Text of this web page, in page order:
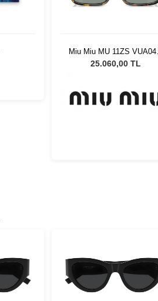
Miu Miu MU 11ZS
51 Kadın Güneş Gözlüğü
25.060,00 TL